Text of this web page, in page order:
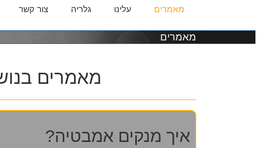
מאמרים עלינו גלריה צור קשר
מאמרים
מאמרים
איך מנקים אמבטיה?